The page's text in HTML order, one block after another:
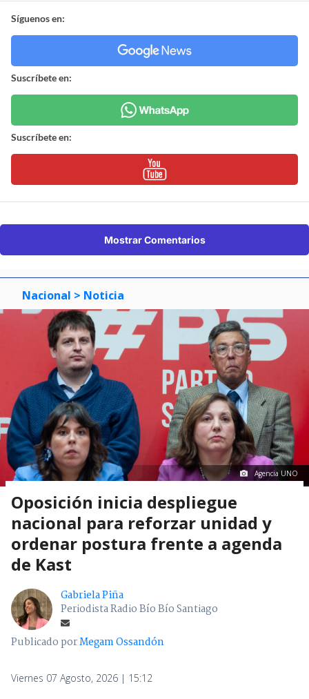
Síguenos en:
Suscríbete en:
Suscríbete en:
Mostrar Comentarios
Nacional > Noticia
Agencia UNO
Oposición inicia despliegue
nacional para reforzar unidad y
ordenar postura frente a agenda
de Kast
Gabriela Piña
Periodista Radio Bío Bío Santiago
Publicado porMegam Ossandón
Viernes 07 Agosto, 2026 | 15:12